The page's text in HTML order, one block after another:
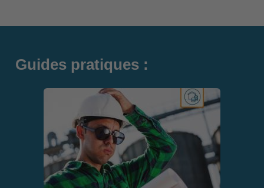
Guides pratiques :